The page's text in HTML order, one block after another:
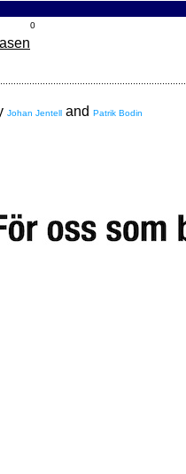
0
Johan Jentell and Patrik Bodin